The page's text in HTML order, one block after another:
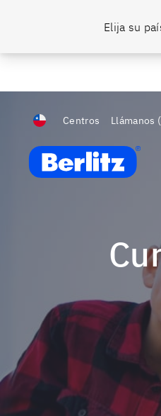
Elija su
Centros Llámanos
Berlitz Chile